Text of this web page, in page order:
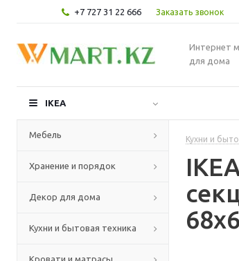
+7 727 31 22 666 Заказать звонок
Интернет
для дома
IKEA
Мебель
Хранение и порядок
Декор для дома
Кухни и бытовая техника
Кровати и матрасы
Кухни и